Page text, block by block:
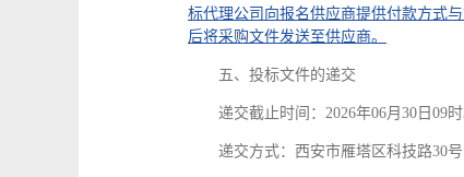
标代理公司向报名供应商提供付款方式
后将采购文件发送至供应商。
五、投标文件的递交
递交截止时间：2026年06月30日09
递交方式：西安市雁塔区科技路30